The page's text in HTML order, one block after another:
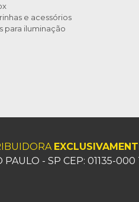
e acessórios
para iluminação
PAULO - SP CEP: 01135-000